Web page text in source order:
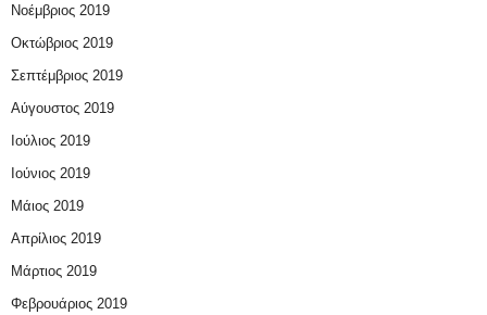
Νοέμβριος 2019
Οκτώβριος 2019
Σεπτέμβριος 2019
Αύγουστος 2019
Ιούλιος 2019
Ιούνιος 2019
Μάιος 2019
Απρίλιος 2019
Μάρτιος 2019
Φεβρουάριος 2019